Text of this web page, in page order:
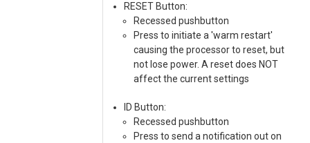
RESET Button:
Recessed pushbutton
Press to initiate a 'warm restart'
causing the processor to reset, but
not lose power. A reset does NOT
affect the current settings
ID Button:
Recessed pushbutton
Press to send a notification out on